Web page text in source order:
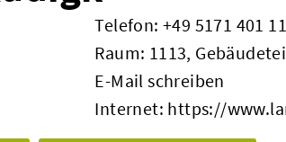
Telefon: +49 5171 401
Raum: 1113,
E-Mail schreiben
Internet: https://